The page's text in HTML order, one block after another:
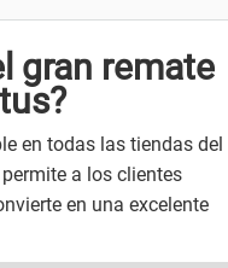
gran remate
en todas las tiendas del
a los clientes
en una excelente